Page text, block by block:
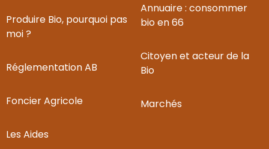
Produire Bio, pourquoi pas
moi ?
Réglementation AB
Foncier Agricole
Les Aides
Annuaire : consommer
bio en 66
Citoyen et acteur de la
Bio
Marchés